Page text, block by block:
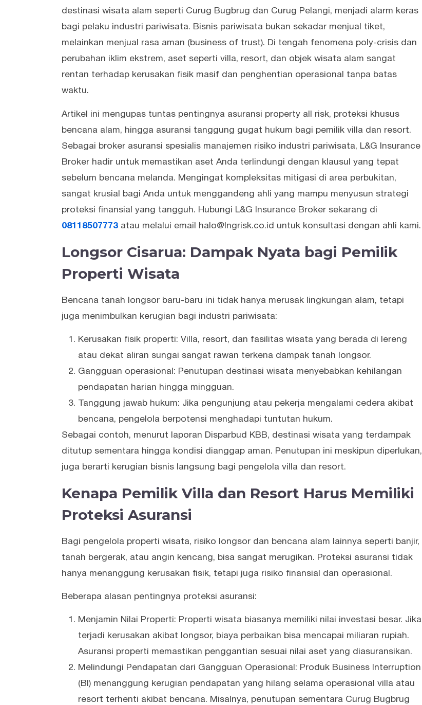
destinasi wisata alam seperti Curug Bugbrug dan Curug Pelangi, menjadi alarm keras
bagi pelaku industri pariwisata. Bisnis pariwisata bukan sekadar menjual tiket,
melainkan menjual rasa aman (business of trust). Di tengah fenomena poly-crisis dan
perubahan iklim ekstrem, aset seperti villa, resort, dan objek wisata alam sangat
rentan terhadap kerusakan fisik masif dan penghentian operasional tanpa batas
waktu.
Artikel ini mengupas tuntas pentingnya asuransi property all risk, proteksi khusus
bencana alam, hingga asuransi tanggung gugat hukum bagi pemilik villa dan resort.
Sebagai broker asuransi spesialis manajemen risiko industri pariwisata, L&G Insurance
Broker hadir untuk memastikan aset Anda terlindungi dengan klausul yang tepat
sebelum bencana melanda. Mengingat kompleksitas mitigasi di area perbukitan,
sangat krusial bagi Anda untuk menggandeng ahli yang mampu menyusun strategi
proteksi finansial yang tangguh. Hubungi L&G Insurance Broker sekarang di
08118507773 atau melalui email halo@lngrisk.co.id untuk konsultasi dengan ahli kami.
Longsor Cisarua: Dampak Nyata bagi Pemilik
Properti Wisata
Bencana tanah longsor baru-baru ini tidak hanya merusak lingkungan alam, tetapi
juga menimbulkan kerugian bagi industri pariwisata:
Kerusakan fisik properti: Villa, resort, dan fasilitas wisata yang berada di lereng
atau dekat aliran sungai sangat rawan terkena dampak tanah longsor.
Gangguan operasional: Penutupan destinasi wisata menyebabkan kehilangan
pendapatan harian hingga mingguan.
Tanggung jawab hukum: Jika pengunjung atau pekerja mengalami cedera akibat
bencana, pengelola berpotensi menghadapi tuntutan hukum.
Sebagai contoh, menurut laporan Disparbud KBB, destinasi wisata yang terdampak
ditutup sementara hingga kondisi dianggap aman. Penutupan ini meskipun diperlukan,
juga berarti kerugian bisnis langsung bagi pengelola villa dan resort.
Kenapa Pemilik Villa dan Resort Harus Memiliki
Proteksi Asuransi
Bagi pengelola properti wisata, risiko longsor dan bencana alam lainnya seperti banjir,
tanah bergerak, atau angin kencang, bisa sangat merugikan. Proteksi asuransi tidak
hanya menanggung kerusakan fisik, tetapi juga risiko finansial dan operasional.
Beberapa alasan pentingnya proteksi asuransi:
Menjamin Nilai Properti: Properti wisata biasanya memiliki nilai investasi besar. Jika
terjadi kerusakan akibat longsor, biaya perbaikan bisa mencapai miliaran rupiah.
Asuransi properti memastikan penggantian sesuai nilai aset yang diasuransikan.
Melindungi Pendapatan dari Gangguan Operasional: Produk Business Interruption
(BI) menanggung kerugian pendapatan yang hilang selama operasional villa atau
resort terhenti akibat bencana. Misalnya, penutupan sementara Curug Bugbrug